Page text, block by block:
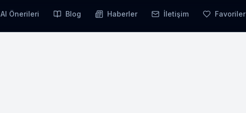
AI Önerileri Blog Haberler İletişim Favoriler